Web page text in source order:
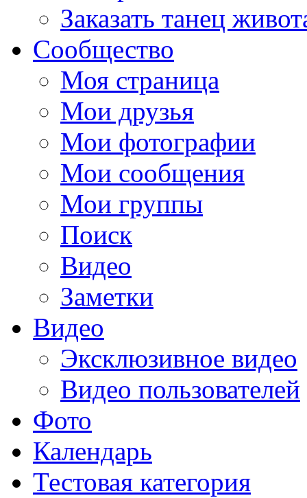
Заказать танец
Сообщество
Моя страница
Мои друзья
Мои фотографии
Мои сообщения
Мои группы
Поиск
Видео
Заметки
Видео
Эксклюзивное видео
Видео пользователей
Фото
Календарь
Тестовая категория